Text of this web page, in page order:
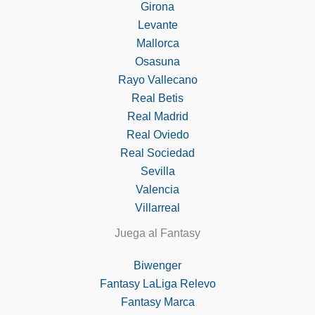
Girona
Levante
Mallorca
Osasuna
Rayo Vallecano
Real Betis
Real Madrid
Real Oviedo
Real Sociedad
Sevilla
Valencia
Villarreal
Juega al Fantasy
Biwenger
Fantasy LaLiga Relevo
Fantasy Marca